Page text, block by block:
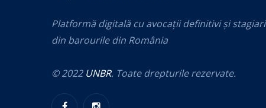
Platformă digitală cu avocații definitivi și stagiari
din barourile din România
© 2022 UNBR. Toate drepturile rezervate.